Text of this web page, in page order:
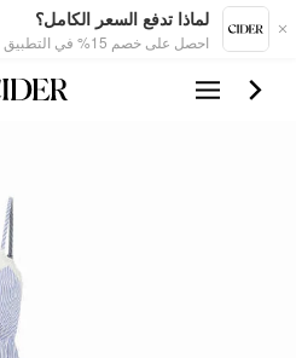
لماذا تدفع السعر الكامل؟
احصل على خصم 15% في التطبيق